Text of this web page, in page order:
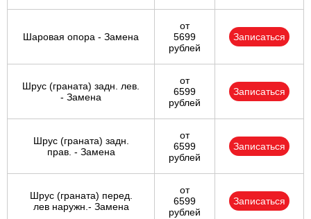
Шаровая опора - Замена
от
5699
рублей
Записаться
Шрус (граната) задн. лев.
- Замена
от
6599
рублей
Записаться
Шрус (граната) задн.
прав. - Замена
от
6599
рублей
Записаться
Шрус (граната) перед.
лев наружн.- Замена
от
6599
рублей
Записаться